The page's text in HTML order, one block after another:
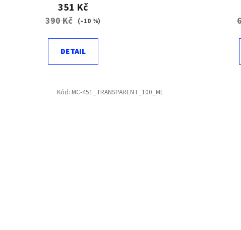
351 Kč
390 Kč (–10 %)
DETAIL
Kód: MC-451_TRANSPARENT_100_ML